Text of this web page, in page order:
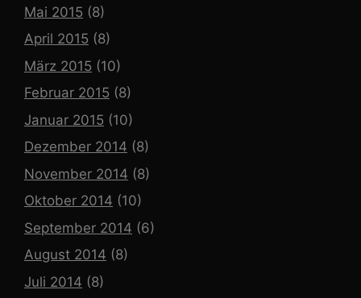
Mai 2015 (8)
April 2015 (8)
März 2015 (10)
Februar 2015 (8)
Januar 2015 (10)
Dezember 2014 (8)
November 2014 (8)
Oktober 2014 (10)
September 2014 (6)
August 2014 (8)
Juli 2014 (8)